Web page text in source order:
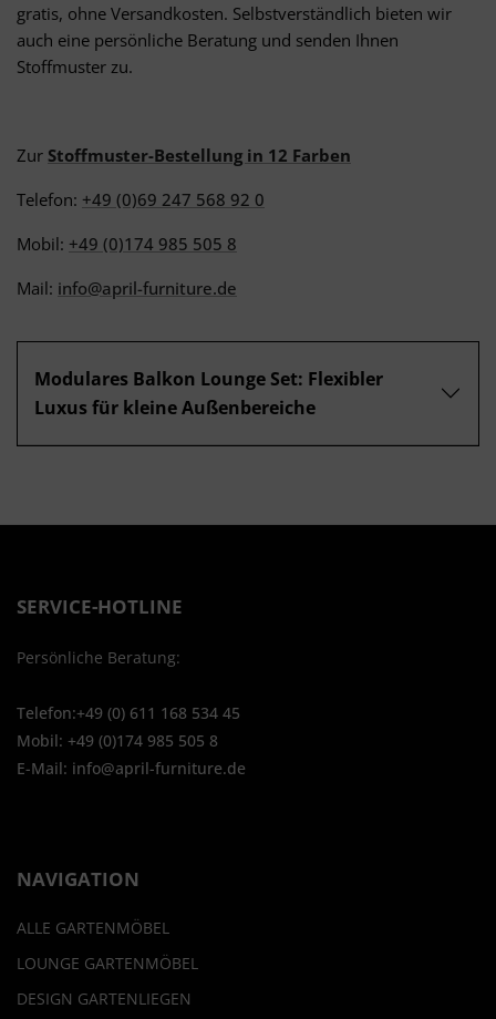
gratis, ohne Versandkosten. Selbstverständlich bieten wir
auch eine persönliche Beratung und senden Ihnen
Stoffmuster zu.
Zur Stoffmuster-Bestellung in 12 Farben
Telefon: +49 (0)69 247 568 92 0
Mobil: +49 (0)174 985 505 8
Mail: info@april-furniture.de
Modulares Balkon Lounge Set: Flexibler
Luxus für kleine Außenbereiche
SERVICE-HOTLINE
Persönliche Beratung:
Telefon:+49 (0) 611 168 534 45
Mobil: +49 (0)174 985 505 8
E-Mail: info@april-furniture.de
NAVIGATION
ALLE GARTENMÖBEL
LOUNGE GARTENMÖBEL
DESIGN GARTENLIEGEN